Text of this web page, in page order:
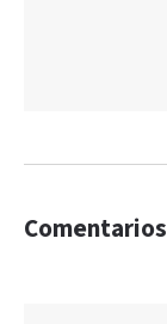
Comentarios